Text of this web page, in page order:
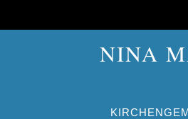
NINA